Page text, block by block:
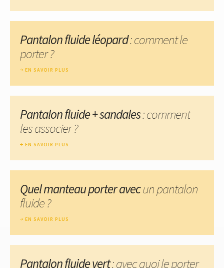
Pantalon fluide léopard: comment le
porter ?
EN SAVOIR PLUS
Pantalon fluide + sandales: comment
les associer ?
EN SAVOIR PLUS
Quel manteau porter avecun pantalon
fluide ?
EN SAVOIR PLUS
Pantalon fluide vert: avec quoi le porter